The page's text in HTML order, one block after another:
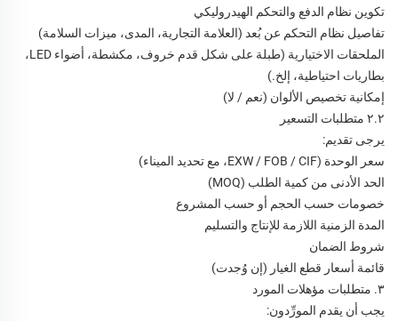
تكوين نظام الدفع والتحكم الهيدروليكي
تفاصيل نظام التحكم عن بُعد (العلامة التجارية، المدى، ميزات السلامة)
الملحقات الاختيارية (طبلة على شكل قدم خروف، مكشطة، أضواء LED،
بطاريات احتياطية، إلخ.)
إمكانية تخصيص الألوان (نعم / لا)
٢.٢ متطلبات التسعير
يرجى تقديم:
سعر الوحدة (EXW / FOB / CIF، مع تحديد الميناء)
الحد الأدنى من كمية الطلب (MOQ)
خصومات حسب الحجم أو حسب المشروع
المدة الزمنية اللازمة للإنتاج والتسليم
شروط الضمان
قائمة أسعار قطع الغيار (إن وُجدت)
٣. متطلبات مؤهلات المورد
يجب أن يقدم المورِّدون: